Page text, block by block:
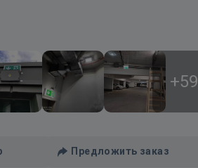
+59
Предложить заказ